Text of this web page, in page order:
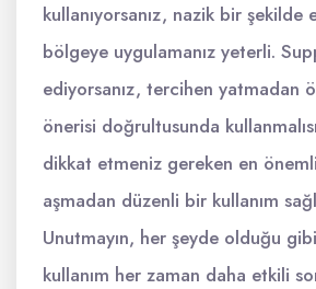
kullanıyorsanız, nazik bir şekilde
bölgeye uygulamanız yeterli.
ediyorsanız, tercihen yatmadan
önerisi doğrultusunda
dikkat etmeniz gereken en
aşmadan düzenli bir kullanım
Unutmayın, her şeyde olduğu
kullanım her zaman daha etkili